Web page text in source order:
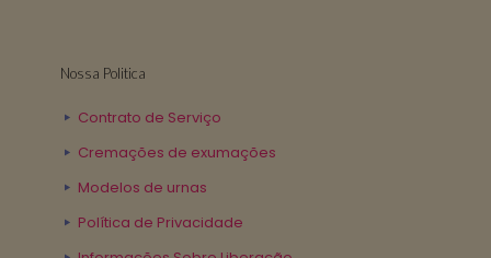
Nossa Politica
Contrato de Serviço
Cremações de exumações
Modelos de urnas
Política de Privacidade